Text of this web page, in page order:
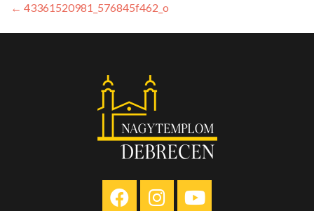
← 43361520981_576845f462_o